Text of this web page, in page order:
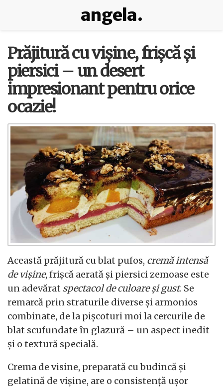
angela.
Prăjitură cu vișine, frișcă și
piersici – un desert
impresionant pentru orice
ocazie!
Această prăjitură cu blat pufos, cremă intensă
de vișine, frișcă aerată și piersici zemoase este
un adevărat spectacol de culoare și gust. Se
remarcă prin straturile diverse și armonios
combinate, de la pișcoturi moi la cercurile de
blat scufundate în glazură – un aspect inedit
și o textură specială.
Crema de visine, preparată cu budincă și
gelatină de vișine, are o consistență ușor